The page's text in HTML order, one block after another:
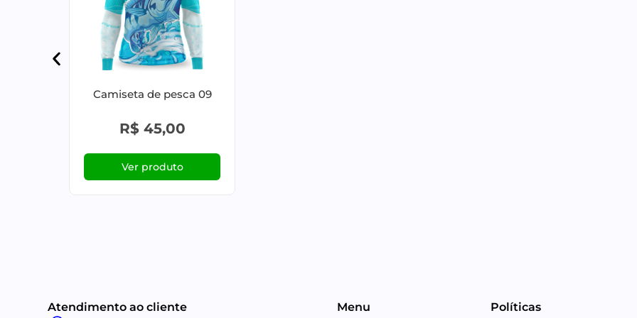
Camiseta de pesca 09
R$45,00
Ver produto
Atendimento ao cliente Menu Políticas